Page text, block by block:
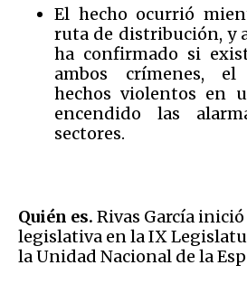
El hecho ocurrió
ruta de distribución, y
ha confirmado si
ambos crímenes,
hechos violentos en
encendido las
sectores.
Quién es. Rivas García
legislativa en la IX
la Unidad Nacional de la